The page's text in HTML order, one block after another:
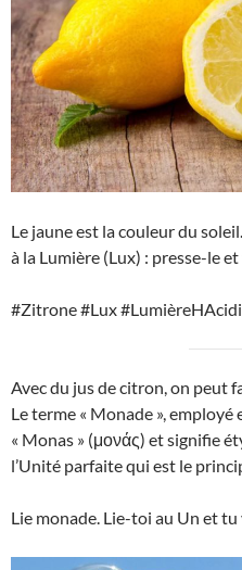
Le jaune est la couleur du
à la Lumière (Lux) : presse-le
#Zitrone #Lux
Avec du jus de citron, on peut
Le terme « Monade »,
« Monas » (μονάς) et signifie
l’Unité parfaite qui est le
Lie monade. Lie-toi au Un et